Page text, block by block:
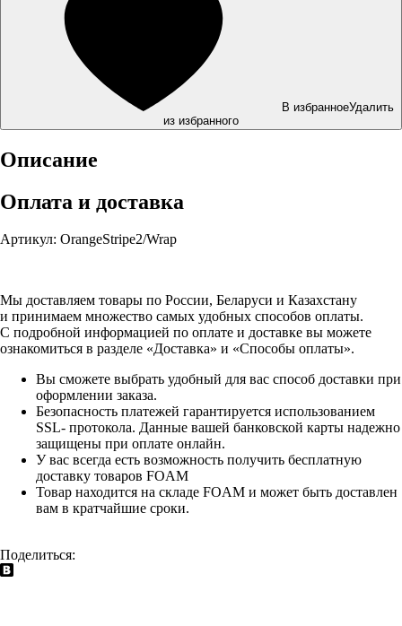
В избранноеУдалить
из избранного
Описание
Оплата и доставка
Артикул: OrangeStripe2/Wrap
Мы доставляем товары по России, Беларуси и Казахстану
и принимаем множество самых удобных способов оплаты.
С подробной информацией по оплате и доставке вы можете
ознакомиться в разделе «Доставка» и «Способы оплаты».
Вы сможете выбрать удобный для вас способ доставки при
оформлении заказа.
Безопасность платежей гарантируется использованием
SSL- протокола. Данные вашей банковской карты надежно
защищены при оплате онлайн.
У вас всегда есть возможность получить бесплатную
доставку товаров FOAM
Товар находится на складе FOAM и может быть доставлен
вам в кратчайшие сроки.
Поделиться: